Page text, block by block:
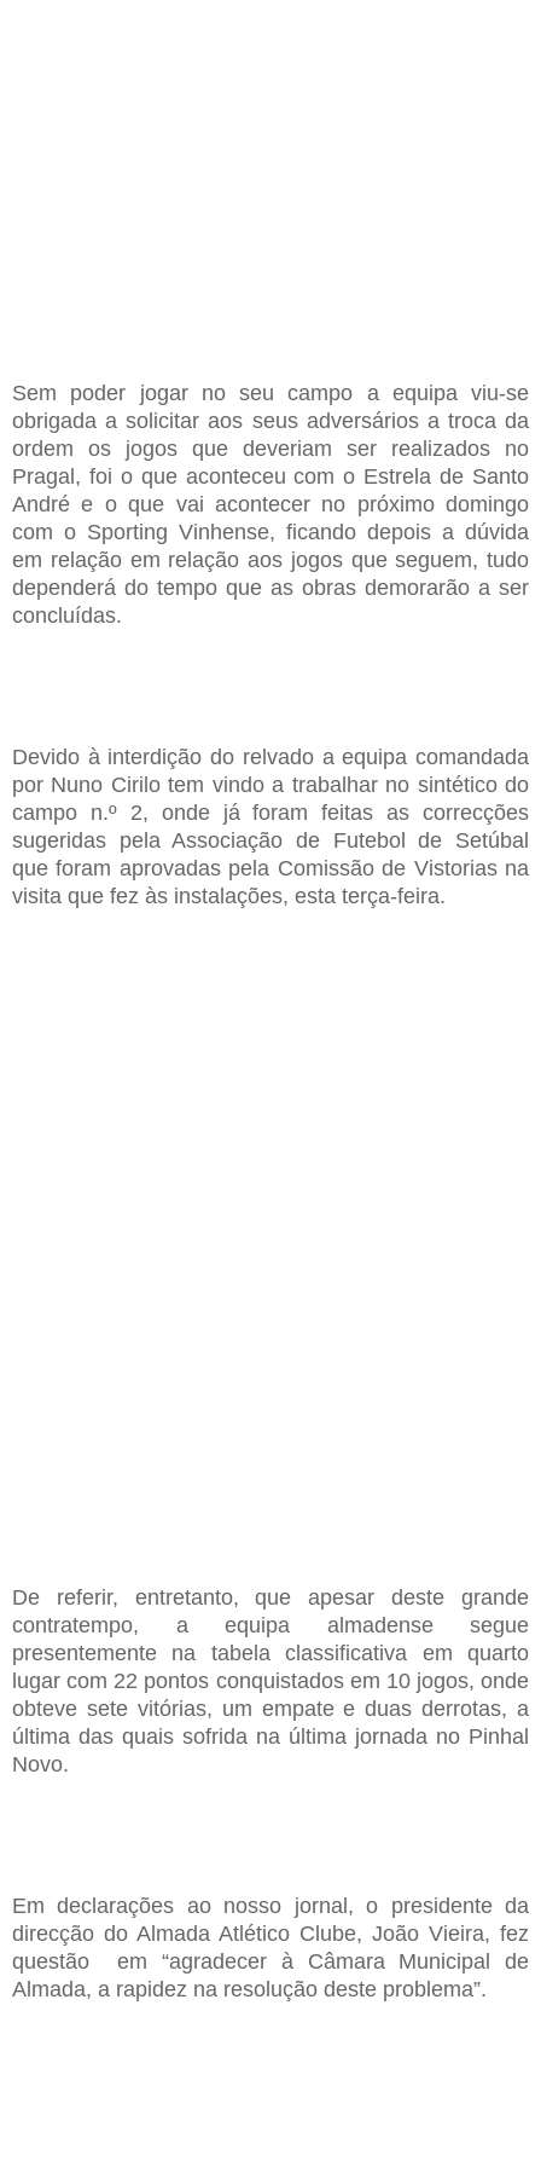
Sem poder jogar no seu campo a equipa viu-se
obrigada a solicitar aos seus adversários a troca da
ordem os jogos que deveriam ser realizados no
Pragal, foi o que aconteceu com o Estrela de Santo
André e o que vai acontecer no próximo domingo
com o Sporting Vinhense, ficando depois a dúvida
em relação em relação aos jogos que seguem, tudo
dependerá do tempo que as obras demorarão a ser
concluídas.
Devido à interdição do relvado a equipa comandada
por Nuno Cirilo tem vindo a trabalhar no sintético do
campo n.º 2, onde já foram feitas as correcções
sugeridas pela Associação de Futebol de Setúbal
que foram aprovadas pela Comissão de Vistorias na
visita que fez às instalações, esta terça-feira.
De referir, entretanto, que apesar deste grande
contratempo, a equipa almadense segue
presentemente na tabela classificativa em quarto
lugar com 22 pontos conquistados em 10 jogos, onde
obteve sete vitórias, um empate e duas derrotas, a
última das quais sofrida na última jornada no Pinhal
Novo.
Em declarações ao nosso jornal, o presidente da
direcção do Almada Atlético Clube, João Vieira, fez
questão em “agradecer à Câmara Municipal de
Almada, a rapidez na resolução deste problema”.